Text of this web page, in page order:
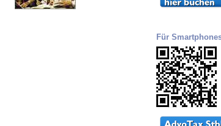
Für